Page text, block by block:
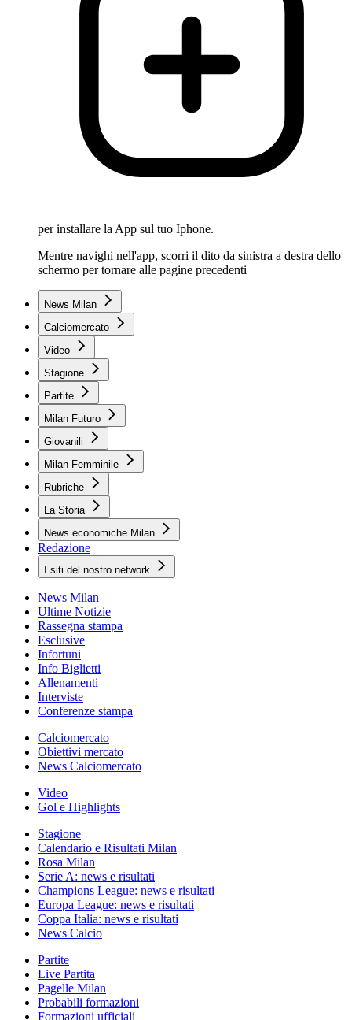
per installare la App sul tuo Iphone.
Mentre navighi nell'app, scorri il dito da sinistra a destra dello
schermo per tornare alle pagine precedenti
News Milan
Calciomercato
Video
Stagione
Partite
Milan Futuro
Giovanili
Milan Femminile
Rubriche
La Storia
News economiche Milan
Redazione
I siti del nostro network
News Milan
Ultime Notizie
Rassegna stampa
Esclusive
Infortuni
Info Biglietti
Allenamenti
Interviste
Conferenze stampa
Calciomercato
Obiettivi mercato
News Calciomercato
Video
Gol e Highlights
Stagione
Calendario e Risultati Milan
Rosa Milan
Serie A: news e risultati
Champions League: news e risultati
Europa League: news e risultati
Coppa Italia: news e risultati
News Calcio
Partite
Live Partita
Pagelle Milan
Probabili formazioni
Formazioni ufficiali